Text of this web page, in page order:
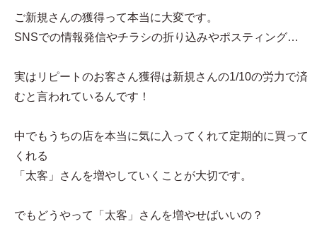
ご新規さんの獲得って本当に大変です。
SNSでの情報発信やチラシの折り込みやポスティング…
実はリピートのお客さん獲得は新規さんの1/10の労力で済
むと言われているんです！
中でもうちの店を本当に気に入ってくれて定期的に買って
くれる
「太客」さんを増やしていくことが大切です。
でもどうやって「太客」さんを増やせばいいの？